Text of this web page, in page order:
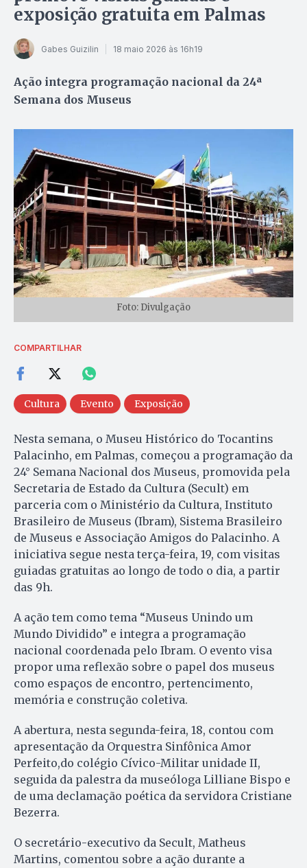
exposição gratuita em Palmas
Gabes Guizilin 18 maio 2026 às 16h19
Ação integra programação nacional da 24ª
Semana dos Museus
Foto: Divulgação
COMPARTILHAR
Cultura Evento Exposição
Nesta semana, o Museu Histórico do Tocantins
Palacinho, em Palmas, começou a programação da
24° Semana Nacional dos Museus, promovida pela
Secretaria de Estado da Cultura (Secult) em
parceria com o Ministério da Cultura, Instituto
Brasileiro de Museus (Ibram), Sistema Brasileiro
de Museus e Associação Amigos do Palacinho. A
iniciativa segue nesta terça-feira, 19, com visitas
guiadas gratuitas ao longo de todo o dia, a partir
das 9h.
A ação tem como tema “Museus Unindo um
Mundo Dividido” e integra a programação
nacional coordenada pelo Ibram. O evento visa
propor uma reflexão sobre o papel dos museus
como espaços de encontro, pertencimento,
memória e construção coletiva.
A abertura, nesta segunda-feira, 18, contou com
apresentação da Orquestra Sinfônica Amor
Perfeito,do colégio Cívico-Militar unidade II,
seguida da palestra da museóloga Lilliane Bispo e
de uma declamação poética da servidora Cristiane
Bezerra.
O secretário-executivo da Secult, Matheus
Martins, comentou sobre a ação durante a